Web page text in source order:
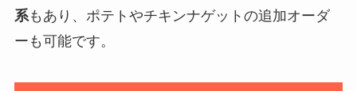
系もあり、ポテトやチキンナゲットの追加オーダ
ーも可能です。